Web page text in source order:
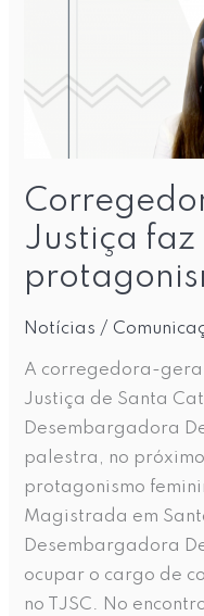
Justiça
Notícias /
A corregedora-
Justiça de Santa
Desembargadora
palestra, no
protagonismo
Magistrada em
Desembargadora
ocupar o cargo de
no TJSC. No
palestra